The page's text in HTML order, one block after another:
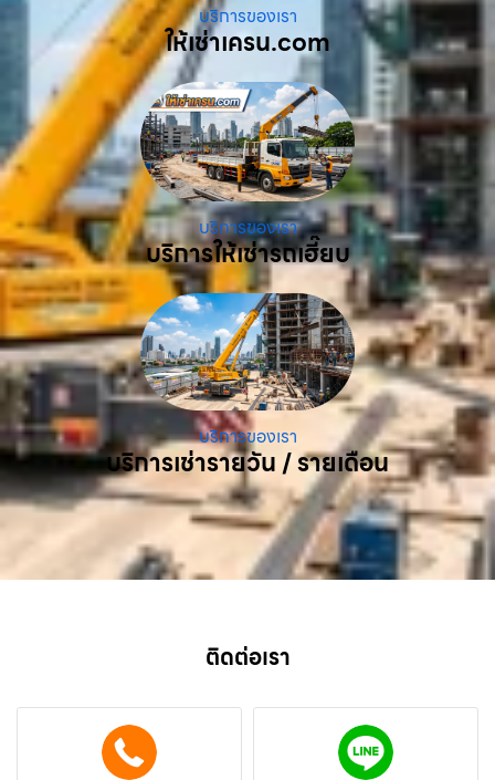
บริการของเรา
ให้เช่าเครน.com
บริการของเรา
บริการให้เช่ารถเฮี๊ยบ
บริการของเรา
บริการเช่ารายวัน / รายเดือน
ติดต่อเรา